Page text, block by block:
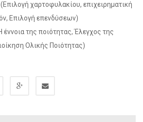
χαρτοφυλακίου, επιχειρηματική
Επιλογή επενδύσεων)
έννοια της ποιότητας, Έλεγχος της
Ολικής Ποιότητας)